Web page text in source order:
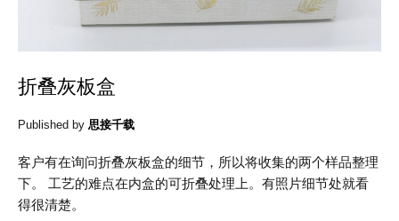
折叠灰板盒
Published by 思接千载
客户有在询问折叠灰板盒的细节，所以将收集的两个样品整理
下。 工艺的难点在内盒的可折叠处理上。有照片细节处就看
得很清楚。